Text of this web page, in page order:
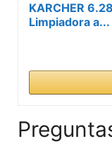
KARCHER
Limpiadora a...